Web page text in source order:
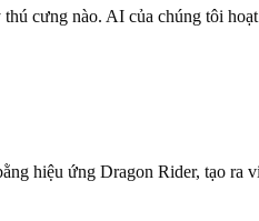
cưng nào. AI của chúng tôi
hiệu ứng Dragon Rider, tạo